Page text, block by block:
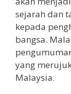
sejarah dan
kepada
bangsa.
yang
Malaysia.